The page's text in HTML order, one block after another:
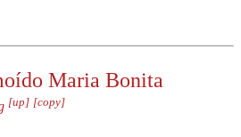
Maria Bonita
[up] [copy]